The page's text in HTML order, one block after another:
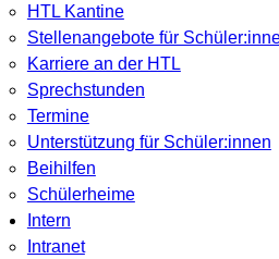
HTL Kantine
Stellenangebote für
Karriere an der HTL
Sprechstunden
Termine
Unterstützung für Schüler:innen
Beihilfen
Schülerheime
Intern
Intranet